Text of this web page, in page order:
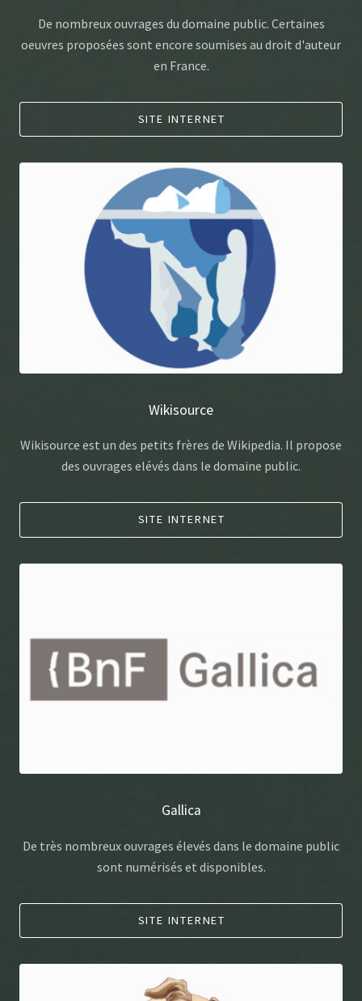
De nombreux ouvrages du domaine public. Certaines
oeuvres proposées sont encore soumises au droit d'auteur
en France.
SITE INTERNET
Wikisource
Wikisource est un des petits frères de Wikipedia. Il propose
des ouvrages elévés dans le domaine public.
SITE INTERNET
Gallica
De très nombreux ouvrages élevés dans le domaine public
sont numérisés et disponibles.
SITE INTERNET